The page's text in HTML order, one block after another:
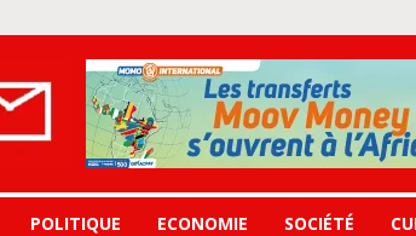
POLITIQUE ECONOMIE SOCIÉTÉ